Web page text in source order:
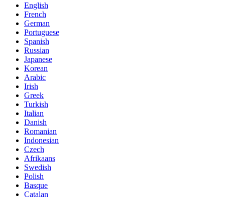
English
French
German
Portuguese
Spanish
Russian
Japanese
Korean
Arabic
Irish
Greek
Turkish
Italian
Danish
Romanian
Indonesian
Czech
Afrikaans
Swedish
Polish
Basque
Catalan